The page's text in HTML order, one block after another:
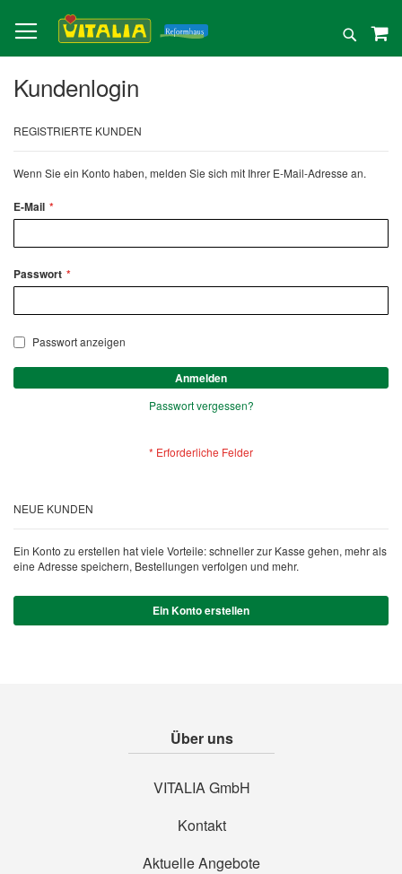
zum
Inhalt
Suche
Kundenlogin
REGISTRIERTE KUNDEN
Wenn Sie ein Konto haben, melden Sie sich mit Ihrer E-Mail-Adresse an.
E-Mail
Passwort
Passwort anzeigen
Anmelden
Passwort vergessen?
NEUE KUNDEN
Ein Konto zu erstellen hat viele Vorteile: schneller zur Kasse gehen, mehr als
eine Adresse speichern, Bestellungen verfolgen und mehr.
Ein Konto erstellen
Über uns
VITALIA GmbH
Kontakt
Aktuelle Angebote